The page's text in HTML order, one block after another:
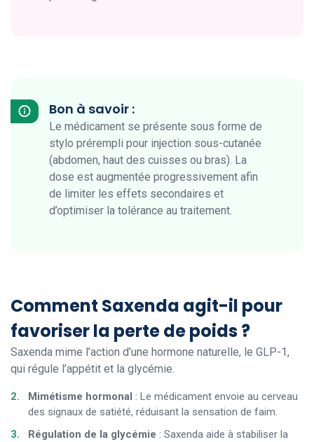
Bon à savoir :
Le médicament se présente sous forme de
stylo prérempli pour injection sous-cutanée
(abdomen, haut des cuisses ou bras). La
dose est augmentée progressivement afin
de limiter les effets secondaires et
d’optimiser la tolérance au traitement.
Comment Saxenda agit-il pour
favoriser la perte de poids ?
Saxenda mime l’action d’une hormone naturelle, le GLP-1,
qui régule l’appétit et la glycémie.
Mimétisme hormonal : Le médicament envoie au cerveau
des signaux de satiété, réduisant la sensation de faim.
Régulation de la glycémie : Saxenda aide à stabiliser la